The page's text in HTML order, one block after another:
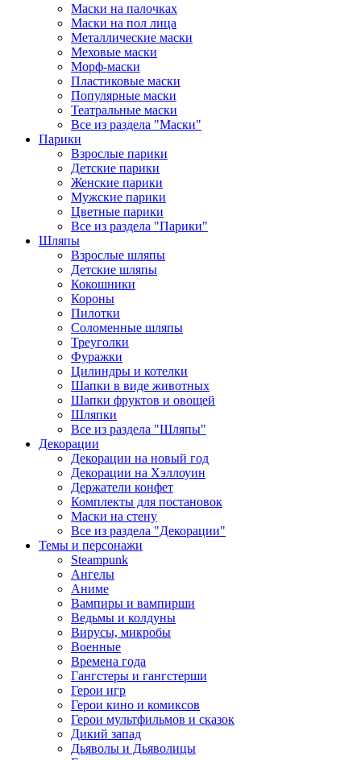
Маски на палочках
Маски на пол лица
Металлические маски
Меховые маски
Морф-маски
Пластиковые маски
Популярные маски
Театральные маски
Все из раздела "Маски"
Парики
Взрослые парики
Детские парики
Женские парики
Мужские парики
Цветные парики
Все из раздела "Парики"
Шляпы
Взрослые шляпы
Детские шляпы
Кокошники
Короны
Пилотки
Соломенные шляпы
Треуголки
Фуражки
Цилиндры и котелки
Шапки в виде животных
Шапки фруктов и овощей
Шляпки
Все из раздела "Шляпы"
Декорации
Декорации на новый год
Декорации на Хэллоуин
Держатели конфет
Комплекты для постановок
Маски на стену
Все из раздела "Декорации"
Темы и персонажи
Steampunk
Ангелы
Аниме
Вампиры и вампирши
Ведьмы и колдуны
Вирусы, микробы
Военные
Времена года
Гангстеры и гангстерши
Герои игр
Герои кино и комиксов
Герои мультфильмов и сказок
Дикий запад
Дьяволы и Дьяволицы